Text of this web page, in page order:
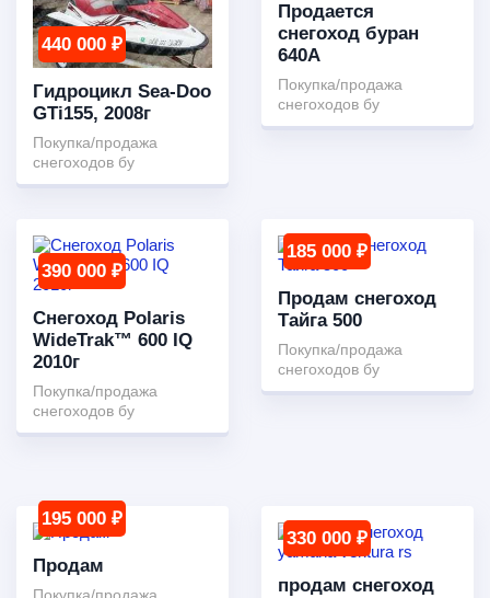
440 000 ₽
Гидроцикл Sea-Doo
GTi155, 2008г
Покупка/продажа
снегоходов бу
Продается
снегоход буран
640А
Покупка/продажа
снегоходов бу
390 000 ₽
Снегоход Polaris
WideTrak™ 600 IQ
2010г
Покупка/продажа
снегоходов бу
185 000 ₽
Продам снегоход
Тайга 500
Покупка/продажа
снегоходов бу
195 000 ₽
Продам
330 000 ₽
продам снегоход